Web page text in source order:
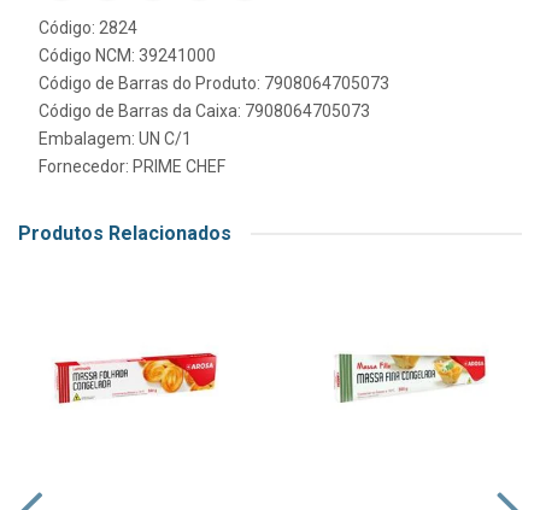
Código: 2824
Código NCM: 39241000
Código de Barras do Produto: 7908064705073
Código de Barras da Caixa: 7908064705073
Embalagem: UN C/1
Fornecedor: PRIME CHEF
Produtos Relacionados